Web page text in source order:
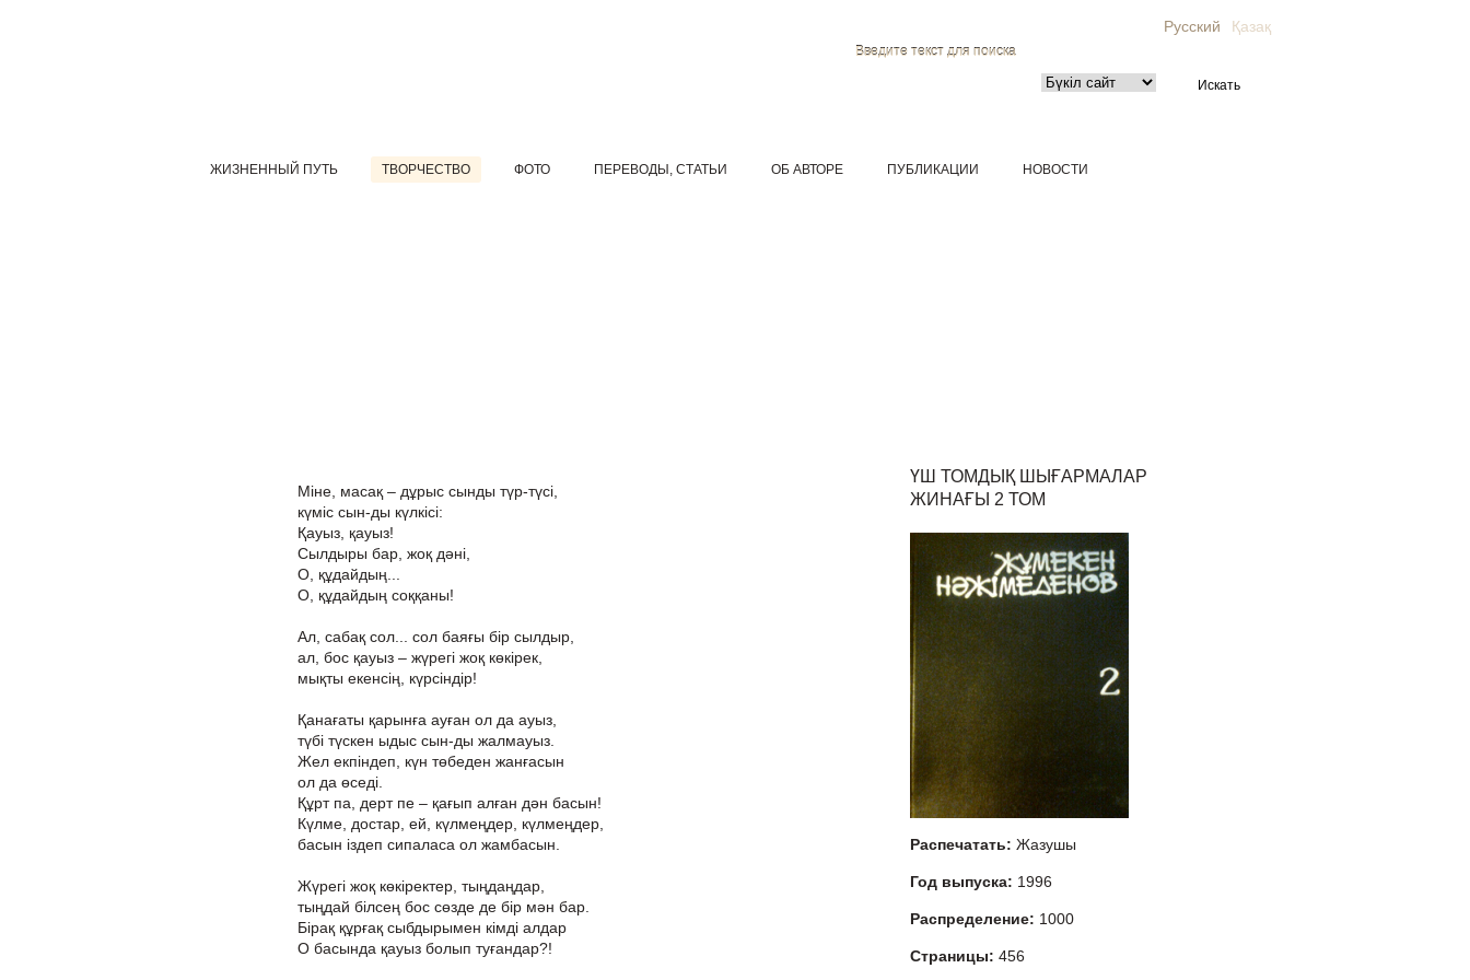
Русский Қазақ
Введите текст для поиска
ЖИЗНЕННЫЙ ПУТЬ ТВОРЧЕСТВО ФОТО ПЕРЕВОДЫ, СТАТЬИ ОБ АВТОРЕ ПУБЛИКАЦИИ НОВОСТИ
Міне, масақ – дұрыс сынды түр-түсі,
күміс сын-ды күлкісі:
Қауыз, қауыз!
Сылдыры бар, жоқ дәні,
О, құдайдың...
О, құдайдың соққаны!
Ал, сабақ сол... сол баяғы бір сылдыр,
ал, бос қауыз – жүрегі жоқ көкірек,
мықты екенсің, күрсіндір!
Қанағаты қарынға ауған ол да ауыз,
түбі түскен ыдыс сын-ды жалмауыз.
Жел екпіндеп, күн төбеден жанғасын
ол да өседі.
Құрт па, дерт пе – қағып алған дән басын!
Күлме, достар, ей, күлмеңдер, күлмеңдер,
басын іздеп сипаласа ол жамбасын.
Жүрегі жоқ көкіректер, тыңдаңдар,
тыңдай білсең бос сөзде де бір мән бар.
Бірақ құрғақ сыбдырымен кімді алдар
О басында қауыз болып туғандар?!
ҮШ ТОМДЫҚ ШЫҒАРМАЛАР
ЖИНАҒЫ 2 ТОМ
Распечатать: Жазушы
Год выпуска: 1996
Распределение: 1000
Страницы: 456